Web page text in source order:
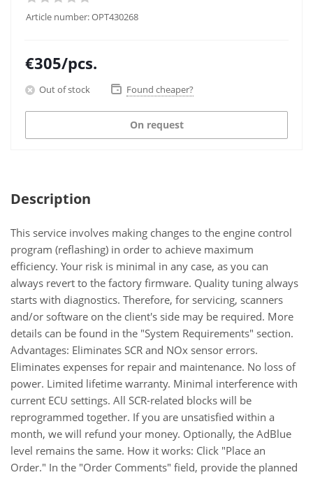
Article number:OPT430268
€305/pcs.
Out of stock Found cheaper?
On request
Description
This service involves making changes to the engine control
program (reflashing) in order to achieve maximum
efficiency. Your risk is minimal in any case, as you can
always revert to the factory firmware. Quality tuning always
starts with diagnostics. Therefore, for servicing, scanners
and/or software on the client's side may be required. More
details can be found in the "System Requirements" section.
Advantages: Eliminates SCR and NOx sensor errors.
Eliminates expenses for repair and maintenance. No loss of
power. Limited lifetime warranty. Minimal interference with
current ECU settings. All SCR-related blocks will be
reprogrammed together. If you are unsatisfied within a
month, we will refund your money. Optionally, the AdBlue
level remains the same. How it works: Click "Place an
Order." In the "Order Comments" field, provide the planned